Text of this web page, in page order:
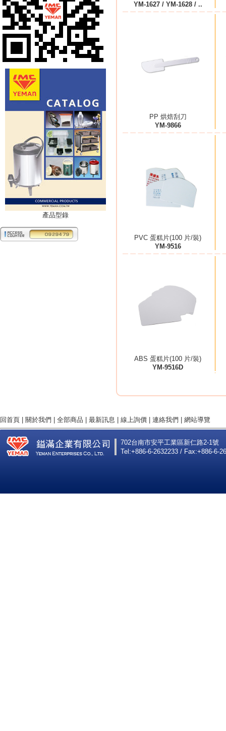
產品型錄
YM-1627 / YM-1628 / ..
PP 烘焙刮刀
YM-9866
PVC 蛋糕片(100 片/裝)
YM-9516
ABS 蛋糕片(100 片/裝)
YM-9516D
回首頁 關於我們 全部商品 最新訊息 線上詢價 連絡我們 網站導覽
702台南市安平工業區新仁路2-1號
Tel:+886-6-2632233 / Fax:+886-6-